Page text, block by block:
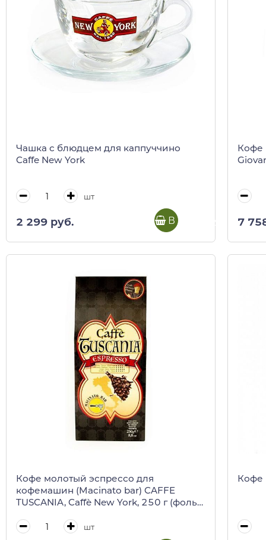
Чашка с блюдцем для каппуччино
Caffe New York
шт
2 299 руб. В корзину
Кофе
7
Кофе молотый эспрессо для
кофемашин (Macinato bar) CAFFE
TUSCANIA, Caffè New York, 250 г (фольг/
шт
Кофе